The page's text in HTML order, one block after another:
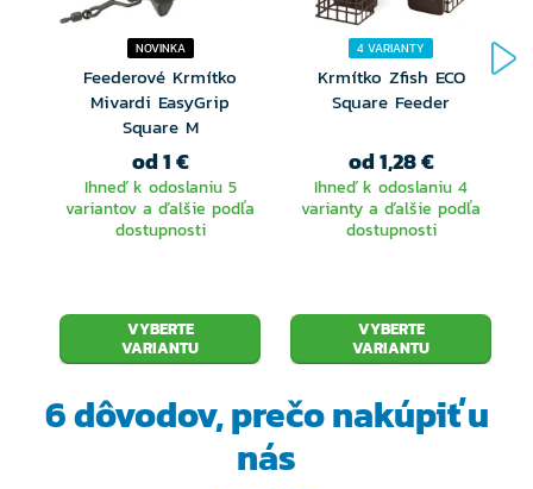
NOVINKA
Feederové Krmítko
Mivardi EasyGrip
Square M
od 1 €
Ihneď k odoslaniu 5
variantov a ďalšie podľa
dostupnosti
VYBERTE
VARIANTU
4 VARIANTY
Krmítko Zfish ECO
Square Feeder
od 1,28 €
Ihneď k odoslaniu 4
varianty a ďalšie podľa
dostupnosti
VYBERTE
VARIANTU
6 dôvodov, prečonakúpiť u
nás